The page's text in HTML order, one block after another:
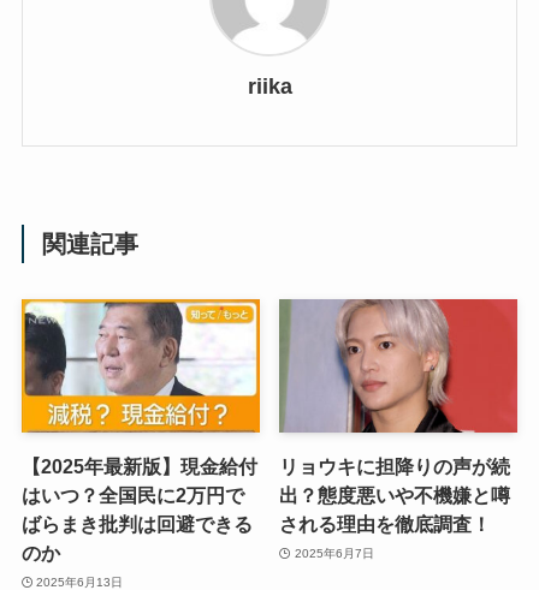
riika
関連記事
【2025年最新版】現金給付
はいつ？全国民に2万円で
ばらまき批判は回避できる
のか
2025年6月13日
リョウキに担降りの声が続
出？態度悪いや不機嫌と噂
される理由を徹底調査！
2025年6月7日